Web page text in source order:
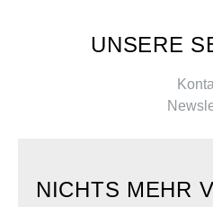
UNSERE
NICHTS MEHR